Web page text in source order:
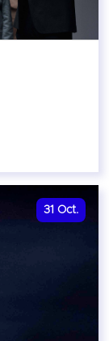
31 Oct.